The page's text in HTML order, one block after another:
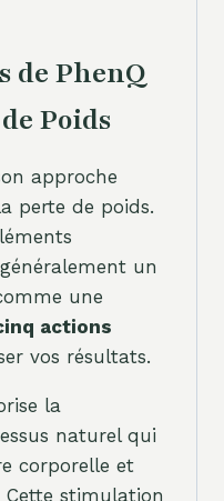
de PhenQ
Poids
approche
perte de poids.
un
une
actions
vos résultats.
la
naturel qui
corporelle et
Cette stimulation